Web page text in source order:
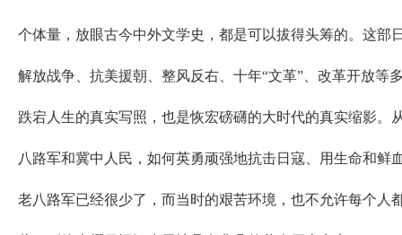
个体量，放眼古今中外文学史，都是可以拔得头筹的。这部
解放战争、抗美援朝、整风反右、十年“文革”、改革开放等
跌宕人生的真实写照，也是恢宏磅礴的大时代的真实缩影。
八路军和冀中人民，如何英勇顽强地抗击日寇、用生命和鲜
老八路军已经很少了，而当时的艰苦环境，也不允许每个人